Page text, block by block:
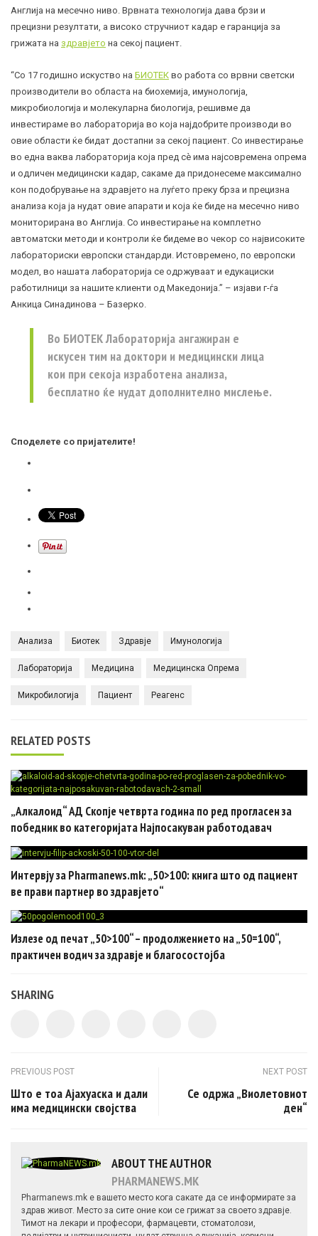
Англија на месечно ниво. Врвната технологија дава брзи и
прецизни резултати, a високо стручниот кадар е гаранција за
грижата на здравјето на секој пациент.
“Со 17 годишно искуство на БИОТЕК во работа со врвни светски
производители во областа на биохемија, имунологија,
микробиологија и молекуларна биологија, решивме да
инвестираме во лабораторија во која најдобрите производи во
овиe области ќе бидат достапни за секој пациент. Со инвестирање
во една ваква лабораторија која пред сè има најсовремена опрема
и одличен медицински кадар, сакаме да придонесеме максимално
кон подобрување на здравјето на луѓето преку брза и прецизна
анализа која ја нудат овие апарати и која ќе биде на месечно ниво
мониторирана во Англија. Со инвестирање на комплетно
автоматски методи и контроли ќе бидеме во чекор cо највисоките
лабораториски европски стандарди. Истовремено, по европски
модел, во нашата лабораторија се одржуваат и едукациски
работилници за нашите клиенти од Македонија.” – изјави г-ѓа
Анкица Синадинова – Базерко.
Во БИОТЕК Лабораторија ангажиран e
искусен тим на доктори и медицински лица
кои при секоја изработена анализа,
бесплатно ќе нудат дополнително мислење.
Споделете со пријателите!
Анализа Биотек Здравје Имунологија
Лабораторија Медицина Медицинска Опрема
Микробилогија Пациент Реагенс
RELATED POSTS
„Алкалоид“ АД Скопје четврта година по ред прогласен за
победник во категоријата Најпосакуван работодавач
Интервју за Pharmanews.mk: „50>100: книга што од пациент
ве прави партнер во здравјето“
Излезе од печат „50>100“ – продолжението на „50=100“,
практичен водич за здравје и благосостојба
SHARING
Post navigation
PREVIOUS POST
Што е тоа Ајахуаска и дали
има медицински својства
NEXT POST
Се одржа „Виолетовиот
ден“
ABOUT THE AUTHOR
PHARMANEWS.MK
Pharmanews.mk е вашето место кога сакате да се информирате за
здрав живот. Место за сите оние кои се грижат за своето здравје.
Тимот на лекари и професори, фармацевти, стоматолози,